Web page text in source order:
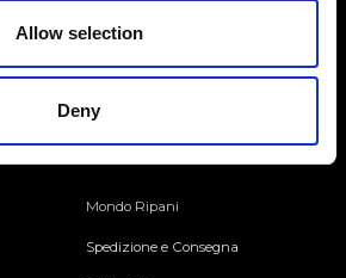
Allow selection
Deny
Mondo Ripani
Spedizione e Consegna